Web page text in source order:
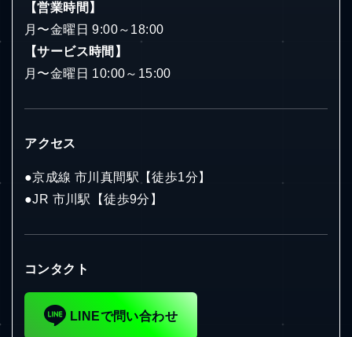
【営業時間】
月〜金曜日 9:00～18:00
【サービス時間】
月〜金曜日 10:00～15:00
アクセス
●京成線 市川真間駅【徒歩1分】
●JR 市川駅【徒歩9分】
コンタクト
LINEで問い合わせ